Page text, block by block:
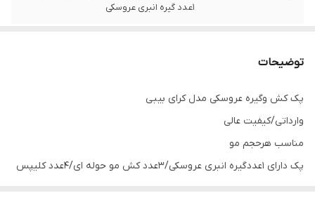
۱عدد گیره انبری عروسکی
توضیحات
پک کش وگیره عروسکی مدل کرای بیبی
وارداتی/کیفیت عالی
مناسب هرحجم مو
پک دارای ۱عددگیره انبری عروسکی/۳عدد کش مو حوله ای/۴عدد کلیپس